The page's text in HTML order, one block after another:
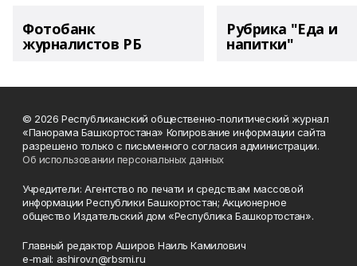
Фотобанк
журналистов РБ
Рубрика "Еда и
напитки"
© 2026 Республиканский общественно-политический журнал
«Панорама Башкортостана» Копирование информации сайта
разрешено только с письменного согласия администрации.
Об использовании персональных данных
Учредители: Агентство по печати и средствам массовой
информации Республики Башкортостан; Акционерное
общество Издательский дом «Республика Башкортостан».
Главный редактор Аширов Наиль Камилович
e-mail: ashirov.n@rbsmi.ru